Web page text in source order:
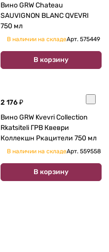
Вино GRW Chateau
SAUVIGNON BLANC QVEVRI
750 мл
В наличии на складеАрт. 575449
В корзину
2 176 ₽
Вино GRW Kvevri Collection
Rkatsiteli ГРВ Квеври
Коллекшн Ркацители 750 мл
В наличии на складеАрт. 559558
В корзину